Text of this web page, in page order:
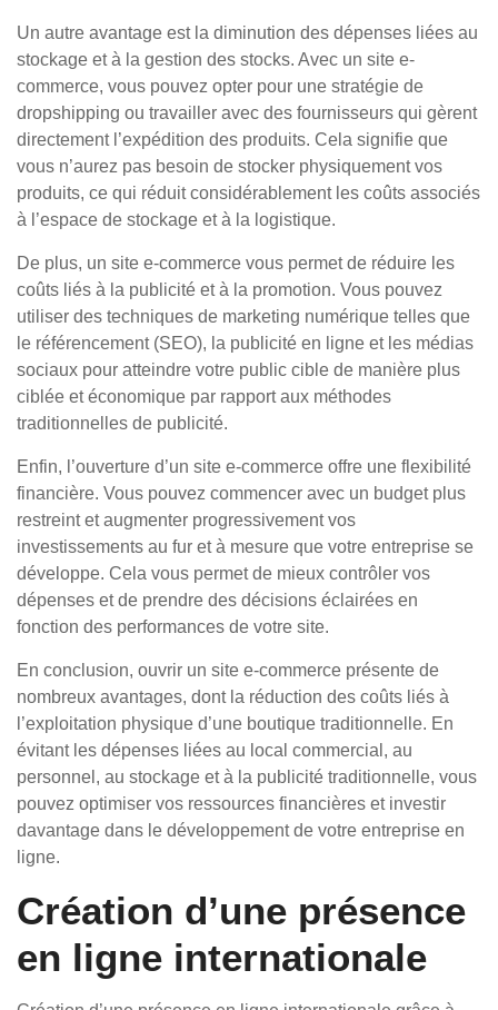
Un autre avantage est la diminution des dépenses liées au
stockage et à la gestion des stocks. Avec un site e-
commerce, vous pouvez opter pour une stratégie de
dropshipping ou travailler avec des fournisseurs qui gèrent
directement l’expédition des produits. Cela signifie que
vous n’aurez pas besoin de stocker physiquement vos
produits, ce qui réduit considérablement les coûts associés
à l’espace de stockage et à la logistique.
De plus, un site e-commerce vous permet de réduire les
coûts liés à la publicité et à la promotion. Vous pouvez
utiliser des techniques de marketing numérique telles que
le référencement (SEO), la publicité en ligne et les médias
sociaux pour atteindre votre public cible de manière plus
ciblée et économique par rapport aux méthodes
traditionnelles de publicité.
Enfin, l’ouverture d’un site e-commerce offre une flexibilité
financière. Vous pouvez commencer avec un budget plus
restreint et augmenter progressivement vos
investissements au fur et à mesure que votre entreprise se
développe. Cela vous permet de mieux contrôler vos
dépenses et de prendre des décisions éclairées en
fonction des performances de votre site.
En conclusion, ouvrir un site e-commerce présente de
nombreux avantages, dont la réduction des coûts liés à
l’exploitation physique d’une boutique traditionnelle. En
évitant les dépenses liées au local commercial, au
personnel, au stockage et à la publicité traditionnelle, vous
pouvez optimiser vos ressources financières et investir
davantage dans le développement de votre entreprise en
ligne.
Création d’une présence
en ligne internationale